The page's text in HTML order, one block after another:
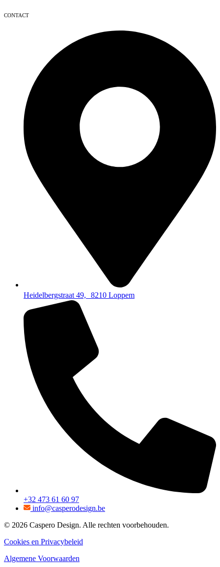
CONTACT
Heidelbergstraat 49, 8210 Loppem
+32 473 61 60 97
info@casperodesign.be
© 2026 Caspero Design. Alle rechten voorbehouden.
Cookies en Privacybeleid
Algemene Voorwaarden